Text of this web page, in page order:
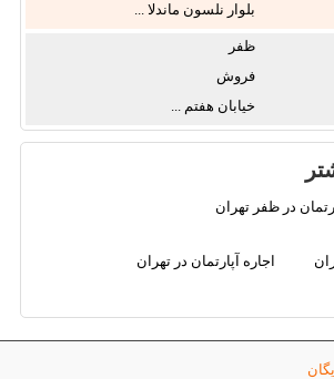
بلوار نلسون ماندلا ...
ظفر
فروش
خیابان هفتم ...
در ظفر تهران
اجاره آپارتمان در تهران